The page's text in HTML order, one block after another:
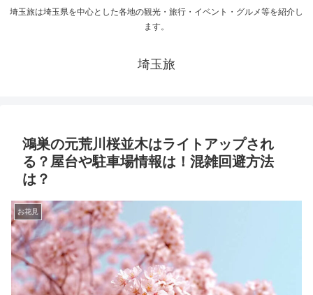
埼玉旅は埼玉県を中心とした各地の観光・旅行・イベント・グルメ等を紹介し
ます。
埼玉旅
鴻巣の元荒川桜並木はライトアップされ
る？屋台や駐車場情報は！混雑回避方法
は？
お花見